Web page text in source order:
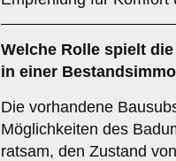
Welche Rolle spielt
in einer
Die vorhandene
Möglichkeiten des
ratsam, den Zustand